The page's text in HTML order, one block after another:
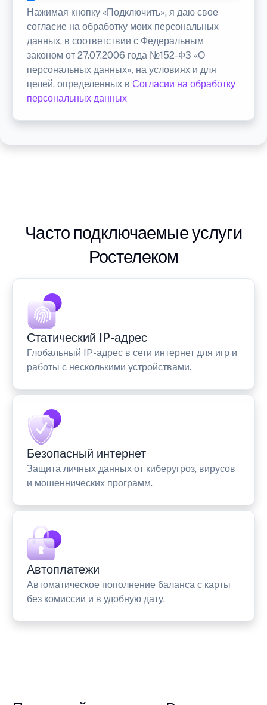
Нажимая кнопку «Подключить», я даю свое
согласие на обработку моих персональных
данных, в соответствии с Федеральным
законом от 27.07.2006 года №152-ФЗ «О
персональных данных», на условиях и для
целей, определенных в Согласии на обработку
персональных данных
Часто подключаемые услуги
Ростелеком
Статический IP-адрес
Глобальный IP-адрес в сети интернет для игр и
работы с несколькими устройствами.
Безопасный интернет
Защита личных данных от киберугроз, вирусов
и мошеннических программ.
Автоплатежи
Автоматическое пополнение баланса с карты
без комиссии и в удобную дату.